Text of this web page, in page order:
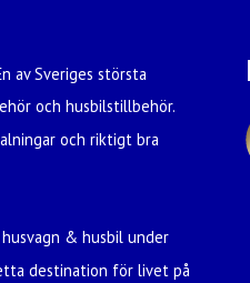
av Sveriges största
och husbilstillbehör.
och riktigt bra
& husbil under
destination för livet på